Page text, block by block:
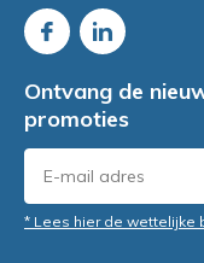
Ontvang de
promoties
* Lees hier de wettelijke